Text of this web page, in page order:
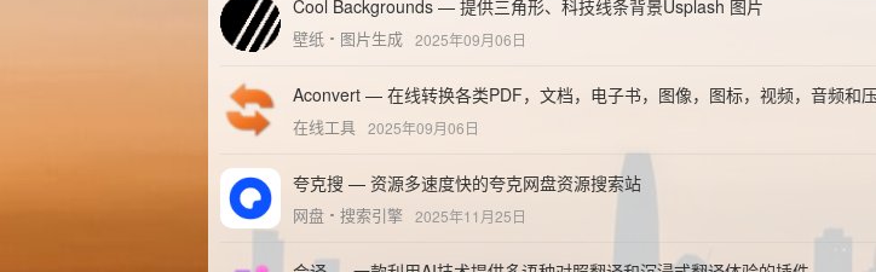
Cool Backgrounds — 提供三角形、科技线条背景Usplash 图片
壁纸 图片生成 2025年09月06日
Aconvert — 在线转换各类PDF，文档，电子书，图像，图标，视频，音频和
在线工具 2025年09月06日
夸克搜 — 资源多速度快的夸克网盘资源搜索站
网盘 搜索引擎 2025年11月25日